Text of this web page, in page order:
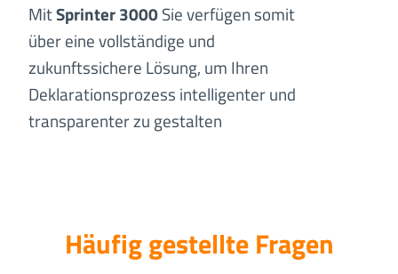
MitSprinter 3000Sie verfügen somit
über eine vollständige und
zukunftssichere Lösung, um Ihren
Deklarationsprozess intelligenter und
transparenter zu gestalten
Häufig gestellte Fragen